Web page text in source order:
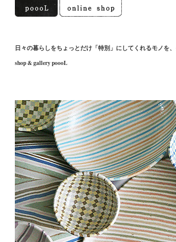
日々の暮らしをちょっとだけ「特別」にしてくれるモノを
shop & gallery poooL